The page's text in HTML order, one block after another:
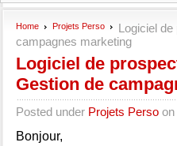
Home Projets Perso
Logiciel
campagnes marketing
Logiciel de
Gestion de
Posted under Projets Perso on
Bonjour,